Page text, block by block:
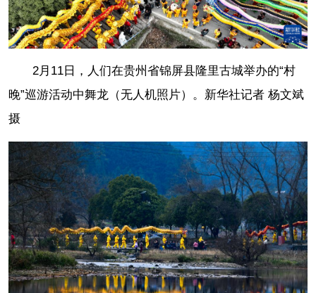
2月11日，人们在贵州省锦屏县隆里古城举办的“村
晚”巡游活动中舞龙（无人机照片）。 新华社记者 杨文斌
摄